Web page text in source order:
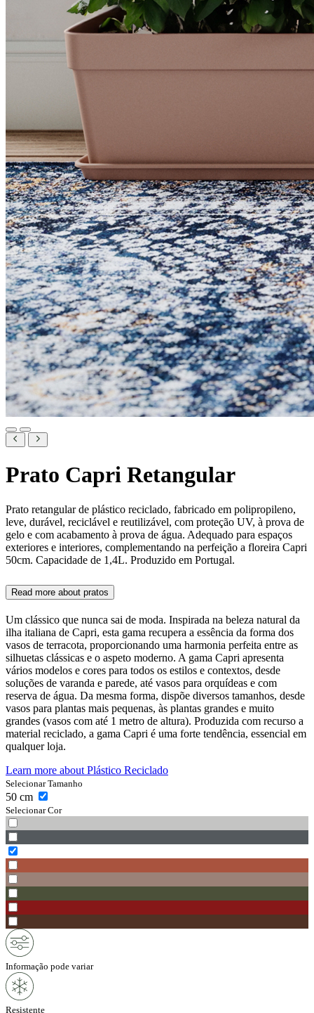
Prato Capri Retangular
Prato retangular de plástico reciclado, fabricado em polipropileno,
leve, durável, reciclável e reutilizável, com proteção UV, à prova de
gelo e com acabamento à prova de água. Adequado para espaços
exteriores e interiores, complementando na perfeição a floreira Capri
50cm. Capacidade de 1,4L. Produzido em Portugal.
Read more about pratos
Um clássico que nunca sai de moda. Inspirada na beleza natural da
ilha italiana de Capri, esta gama recupera a essência da forma dos
vasos de terracota, proporcionando uma harmonia perfeita entre as
silhuetas clássicas e o aspeto moderno. A gama Capri apresenta
vários modelos e cores para todos os estilos e contextos, desde
soluções de varanda e parede, até vasos para orquídeas e com
reserva de água. Da mesma forma, dispõe diversos tamanhos, desde
vasos para plantas mais pequenas, às plantas grandes e muito
grandes (vasos com até 1 metro de altura). Produzida com recurso a
material reciclado, a gama Capri é uma forte tendência, essencial em
qualquer loja.
Learn more about Plástico Reciclado
Selecionar Tamanho
50 cm
Selecionar Cor
Informação pode variar
Resistente